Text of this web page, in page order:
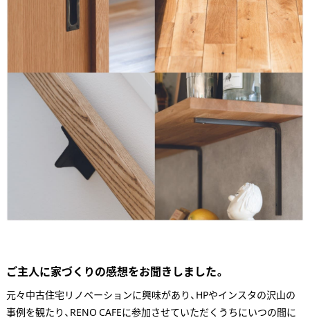
ご主人に家づくりの感想をお聞きしました。
元々中古住宅リノベーションに興味があり、HPやインスタの沢山の
事例を観たり、RENO CAFEに参加させていただくうちにいつの間に